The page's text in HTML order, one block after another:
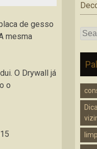
de gesso
mesma
O Drywall já
o